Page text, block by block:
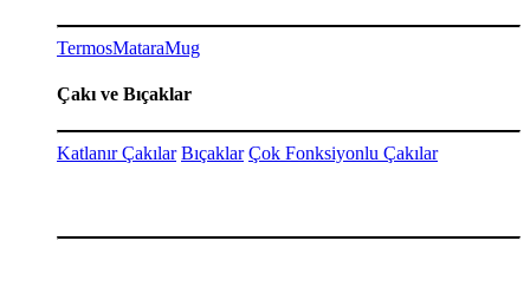
TermosMataraMug
Çakı ve Bıçaklar
Katlanır Çakılar Bıçaklar Çok Fonksiyonlu Çakılar